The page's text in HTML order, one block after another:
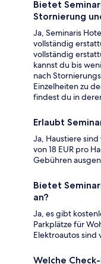
Bietet
Stornierung
Ja, Seminaris
vollständig
vollständig
kannst du bis
nach
Einzelheiten zu
findest du in
Erlaubt
Ja, Haustiere
von 18 EUR pro
Gebühren
Bietet
an?
Ja, es gibt
Parkplätze für
Elektroautos sind
Welche